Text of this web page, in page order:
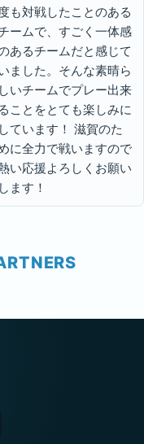
も対戦したことのある
ームで、すごく一体感
あるチームだと感じて
ました。そんな素晴ら
しいチームでプレー出来
ることをとても楽しみに
しています！ 滋賀のた
に全力で戦いますので
い応援よろしくお願い
します！